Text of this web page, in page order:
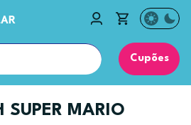
Cupões
SUPER MARIO